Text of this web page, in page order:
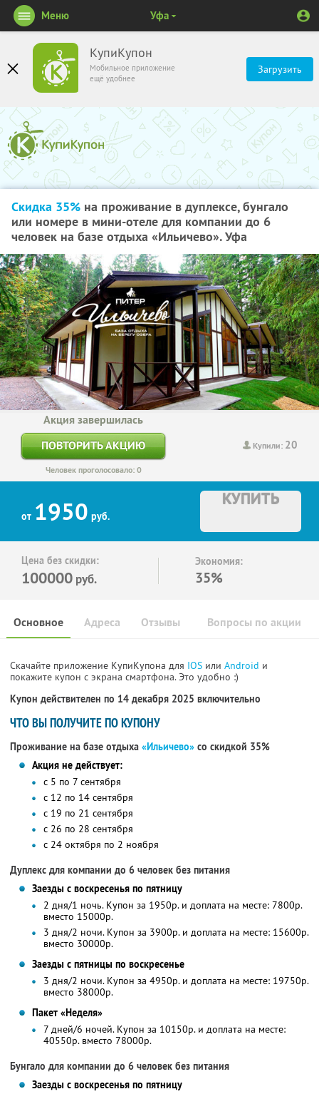
КупиКупон
Мобильное приложение
ещё удобнее
Загрузить
Меню Уфа
Скидка 35% на проживание в дуплексе, бунгало
или номере в мини-отеле для компании до 6
человек на базе отдыха «Ильичево». Уфа
Купили: 20
Акция завершилась
ПОВТОРИТЬ АКЦИЮ
Человек проголосовало: 0
от 1950 руб.
КУПИТЬ
Цена без скидки:
100000 руб.
Экономия:
35%
Основное Отзывы Вопросы по акции
Адреса
Скачайте приложение КупиКупона для IOS или Android и
покажите купон с экрана смартфона. Это удобно :)
Купон действителен по 14 декабря 2025 включительно
ЧТО ВЫ ПОЛУЧИТЕ ПО КУПОНУ
Проживание на базе отдыха «Ильичево» со скидкой 35%
Акция не действует:
с 5 по 7 сентября
с 12 по 14 сентября
с 19 по 21 сентября
с 26 по 28 сентября
с 24 октября по 2 ноября
Дуплекс для компании до 6 человек без питания
Заезды с воскресенья по пятницу
2 дня/1 ночь. Купон за 1950р. и доплата на месте: 7800р.
вместо 15000р.
3 дня/2 ночи. Купон за 3900р. и доплата на месте: 15600р.
вместо 30000р.
Заезды с пятницы по воскресенье
3 дня/2 ночи. Купон за 4950р. и доплата на месте: 19750р.
вместо 38000р.
Пакет «Неделя»
7 дней/6 ночей. Купон за 10150р. и доплата на месте:
40550р. вместо 78000р.
Бунгало для компании до 6 человек без питания
Заезды с воскресенья по пятницу